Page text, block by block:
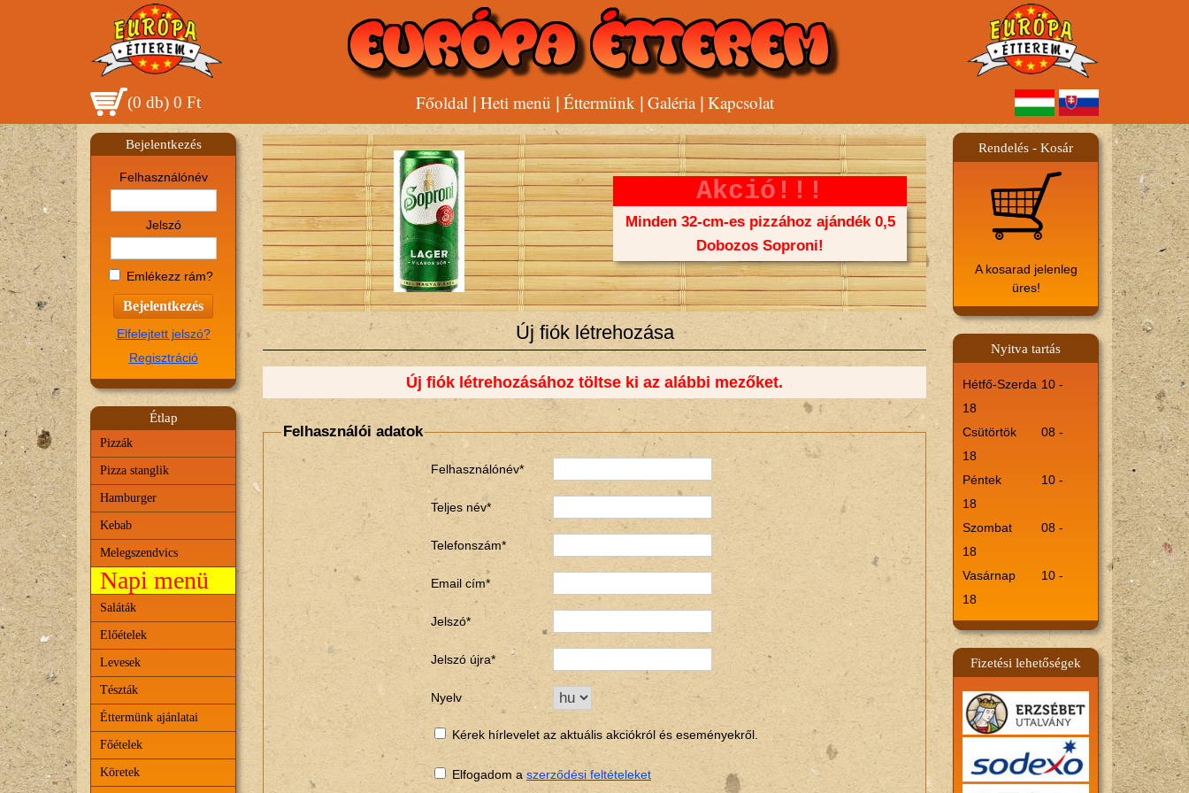
(0 db) 0 Ft Főoldal Heti menü Éttermünk Galéria Kapcsolat
Bejelentkezés
Felhasználónév
Jelszó
Emlékezz rám?
Elfelejtett jelszó?
Regisztráció
Étlap
Pizzák
Pizza stanglik
Hamburger
Kebab
Melegszendvics
Napi menü
Saláták
Előételek
Levesek
Tészták
Éttermünk ajánlatai
Főételek
Köretek
Akció!!!
Minden 32-cm-es pizzához ajándék 0,5
Dobozos Soproni!
Új fiók létrehozása
Új fiók létrehozásához töltse ki az alábbi mezőket.
Felhasználói adatok
Felhasználónév*
Teljes név*
Telefonszám*
Email cím*
Jelszó*
Jelszó újra*
Nyelv
Kérek hírlevelet az aktuális akciókról és eseményekről.
Elfogadom aszerződési feltételeket
Rendelés - Kosár
A kosarad jelenleg
üres!
Nyitva tartás
Hétfő-Szerda 10 -
18
Csütörtök
08 -
18
Péntek
10 -
18
Szombat
08 -
18
Vasárnap
10 -
18
Fizetési lehetőségek